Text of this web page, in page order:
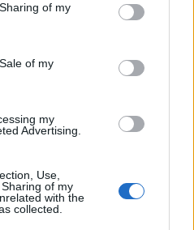
of my
of my
my
Advertising.
Use,
of my
with the
collected.
meccs nyitotta a
használható még a